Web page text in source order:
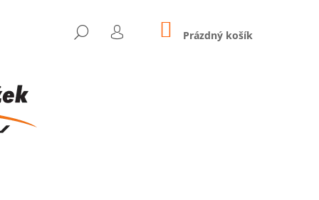
HLEDAT
PŘIHLÁŠENÍ
NÁKUPNÍ
KOŠÍK
Prázdný košík